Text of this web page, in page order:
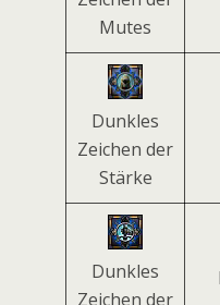
Mutes
Dunkles
Zeichen der
Stärke
Dunkles
Zeichen der